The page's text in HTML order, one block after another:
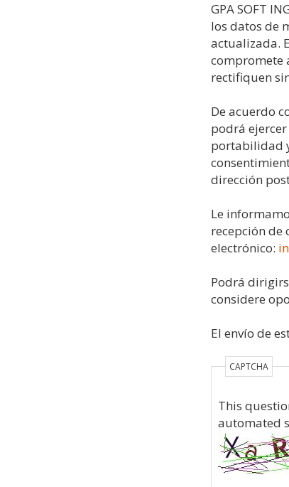
GPA SOFT
los datos de
actualizada.
compromete
rectifiquen
De acuerdo
podrá
portabilidad
dirección
Le
recepción de
electrónico:
Podrá
considere
El envío de
CAPTCHA
This
automated